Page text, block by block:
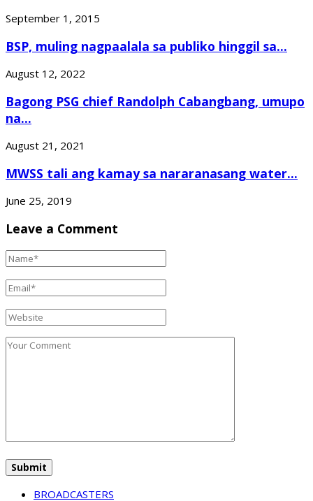
September 1, 2015
BSP, muling nagpaalala sa publiko hinggil sa...
August 12, 2022
Bagong PSG chief Randolph Cabangbang, umupo
na...
August 21, 2021
MWSS tali ang kamay sa nararanasang water...
June 25, 2019
Leave a Comment
BROADCASTERS